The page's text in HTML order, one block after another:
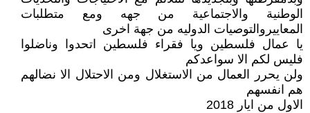
الوطنية والاجتماعية من جهه ومع متطلبات
المعاييروالتوصيات الدوليه من جهة اخرى
يا عمال فلسطين ويا فقراء فلسطين اتحدوا وناضلوا
فليس لكم الا سواعدكم
ولن يحرر العمال من الاستغلال ومن الاحتلال الا نضالهم
هم انفسهم
الاول من ايار 2018